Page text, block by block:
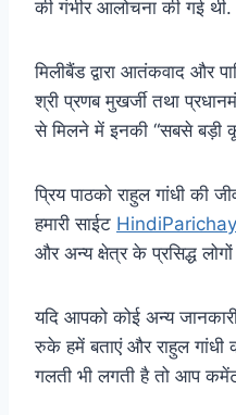
की गंभीर आलोचना की गई थी.
मिलीबैंड द्वारा आतंकवाद और
श्री प्रणब मुखर्जी तथा
से मिलने में इनकी “सबसे बड़ी
प्रिय पाठको राहुल गांधी की
हमारी साईट
और अन्य क्षेत्र के प्रसिद्ध
यदि आपको कोई अन्य
रुके हमें बताएं और राहुल गांधी
गलती भी लगती है तो आप